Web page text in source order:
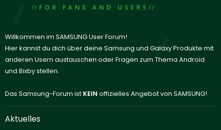
Willkommen im SAMSUNG User Forum!
Hier kannst du dich über deine Samsung und Galaxy Produkte mit
anderen Usern austauschen oder Fragen zum Thema Android
und Bixby stellen.
Das Samsung-Forum ist KEIN offizielles Angebot von SAMSUNG!
Aktuelles